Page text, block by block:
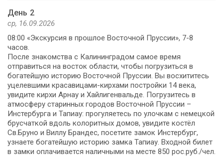
День 2
ср, 16.09.2026
08:00 «Экскурсия в прошлое Восточной Пруссии», 7-8
часов.
После знакомства с Калининградом самое время
отправиться на восток области, чтобы погрузиться в
богатейшую историю Восточной Пруссии. Вы восхититесь
уцелевшими красавицами-кирхами постройки 14 века,
увидите кирхи Арнау и Хайлигенвальде. Погрузитесь в
атмосферу старинных городов Восточной Пруссии –
Инстербурга и Тапиау: прогуляетесь по улочкам с немецкой
брусчаткой вдоль колоритных домов, увидите костёл
Св.Бруно и Виллу Брандес, посетите замок Инстербург,
узнаете богатейшую историю замка Тапиау. Входной билет
в замки оплачивается наличными на месте 850 рос.руб./чел.